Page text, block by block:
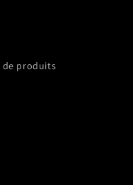
de produits